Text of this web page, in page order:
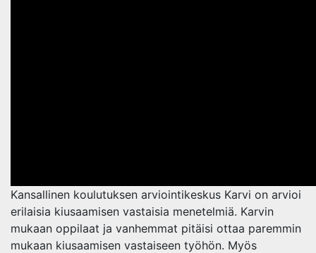
Kansallinen koulutuksen arviointikeskus Karvi on arvioi
erilaisia kiusaamisen vastaisia menetelmiä. Karvin
mukaan oppilaat ja vanhemmat pitäisi ottaa paremmin
mukaan kiusaamisen vastaiseen työhön. Myös